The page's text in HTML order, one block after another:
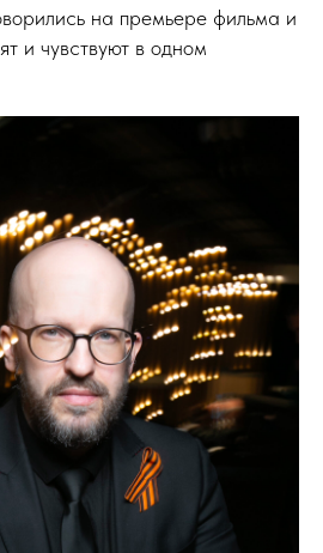
на премьере фильма и
и чувствуют в одном